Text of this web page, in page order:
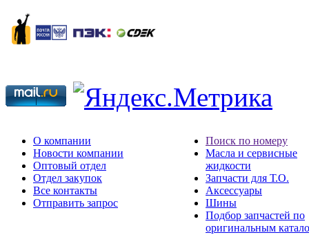
О компании
Новости компании
Оптовый отдел
Отдел закупок
Все контакты
Отправить запрос
Поиск по номеру
Масла и сервисные
жидкости
Запчасти для Т.О.
Аксессуары
Шины
Подбор запчастей по
оригинальным